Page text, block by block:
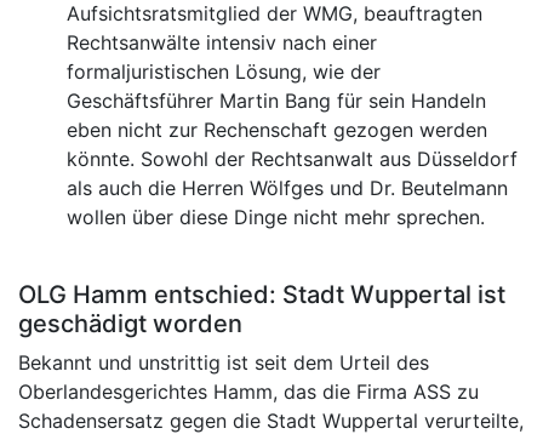
Aufsichtsratsmitglied der WMG, beauftragten
Rechtsanwälte intensiv nach einer
formaljuristischen Lösung, wie der
Geschäftsführer Martin Bang für sein Handeln
eben nicht zur Rechenschaft gezogen werden
könnte. Sowohl der Rechtsanwalt aus Düsseldorf
als auch die Herren Wölfges und Dr. Beutelmann
wollen über diese Dinge nicht mehr sprechen.
OLG Hamm entschied: Stadt Wuppertal ist
geschädigt worden
Bekannt und unstrittig ist seit dem Urteil des
Oberlandesgerichtes Hamm, das die Firma ASS zu
Schadensersatz gegen die Stadt Wuppertal verurteilte,